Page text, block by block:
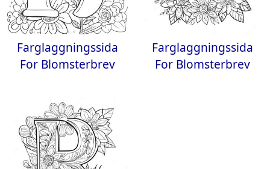
Farglaggningssida
For Blomsterbrev
Farglaggningssida
For Blomsterbrev